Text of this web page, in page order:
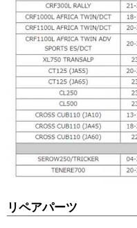
リペアパーツ